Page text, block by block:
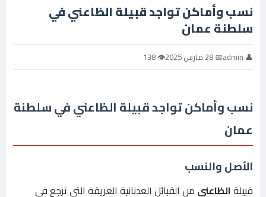
نسب وأماكن تواجد قبيلة الظاعني في
سلطنة عمان
👤 admin 📅 28 مارس 2025 👁 138
نسب وأماكن تواجد قبيلة الظاعني في سلطنة
عمان
الأصل والنسب
قبيلةالظاعني من القبائل العدنانية العريقة التي ترجع في